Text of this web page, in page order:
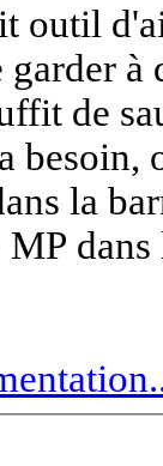
outil
à
de
le
la
le